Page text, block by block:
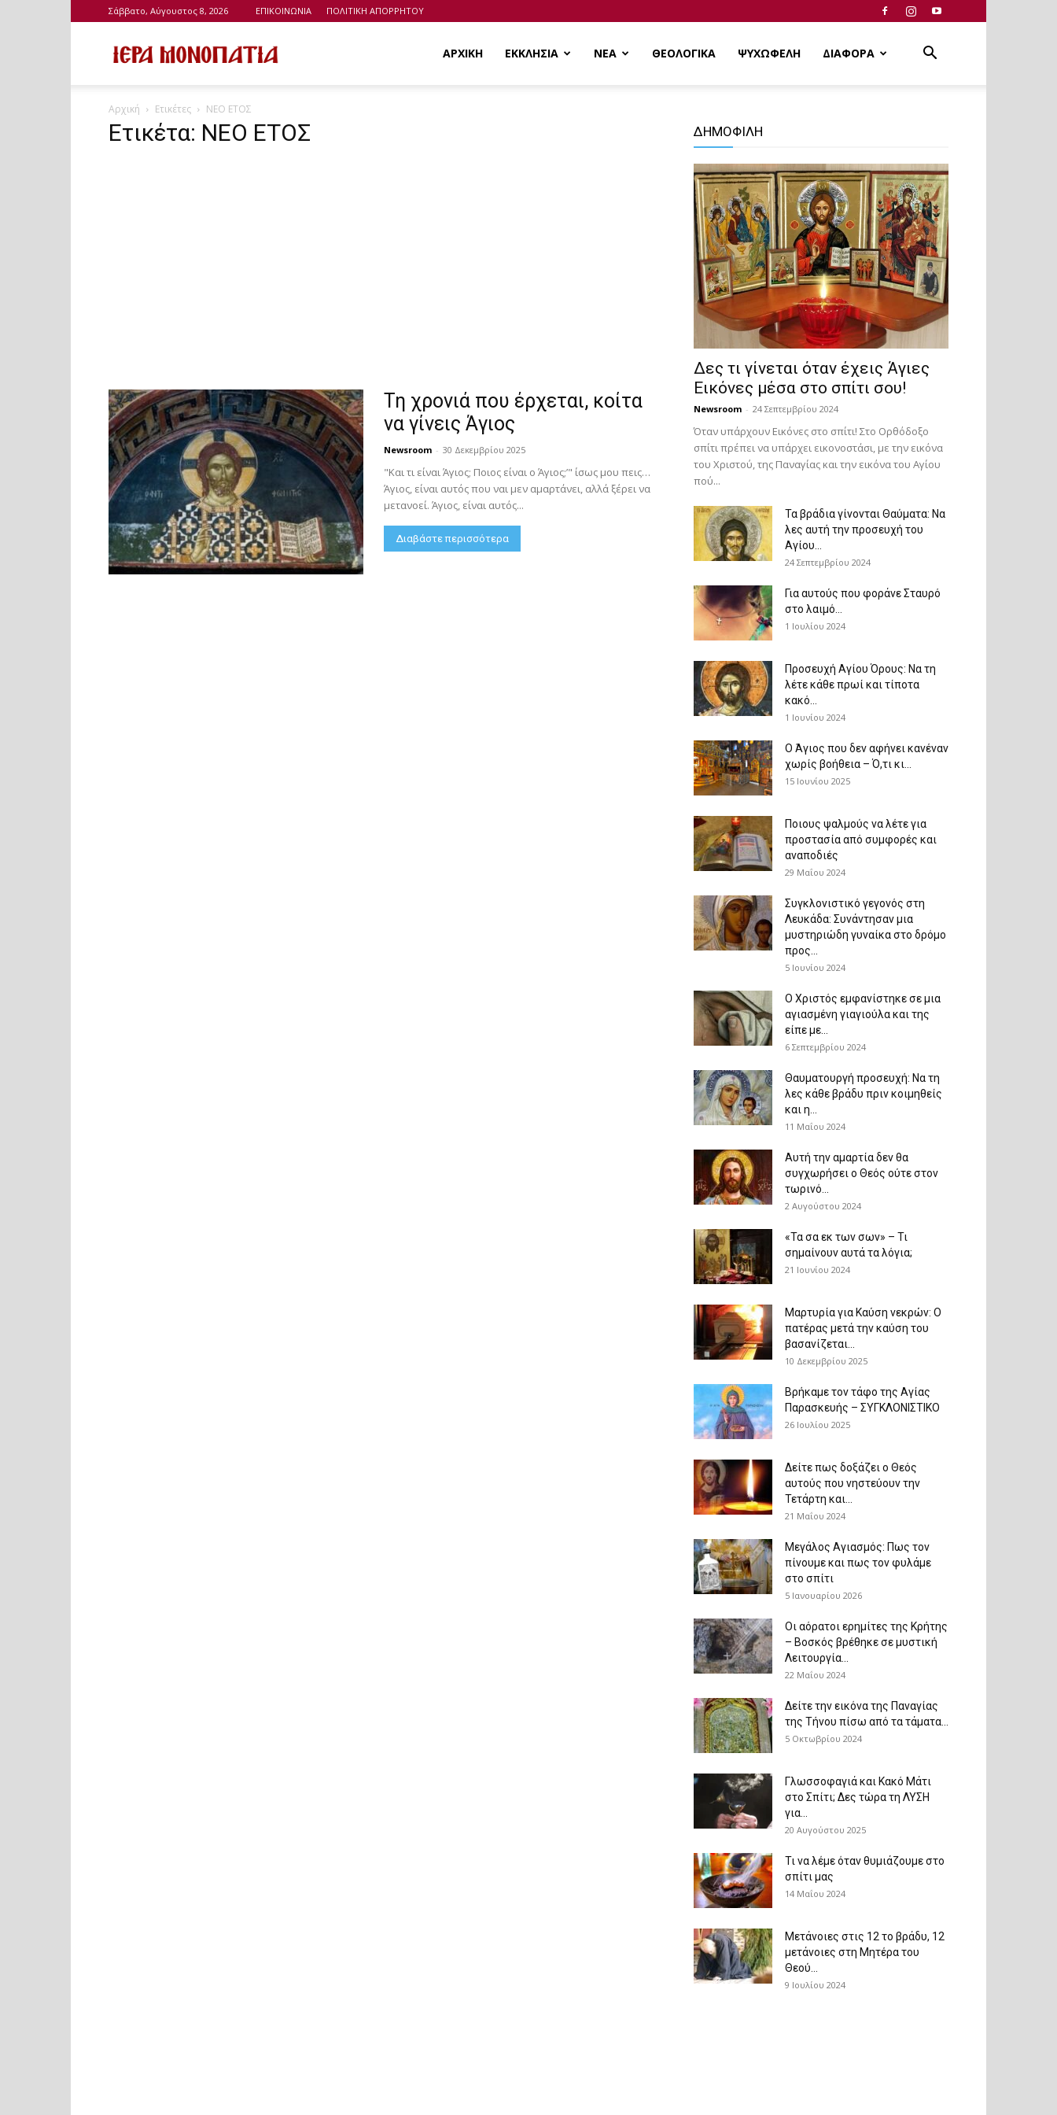
Σάββατο, Αύγουστος 8, 2026 ΕΠΙΚΟΙΝΩΝΙΑ ΠΟΛΙΤΙΚΗ ΑΠΟΡΡΗΤΟΥ
ΑΡΧΙΚΗ ΕΚΚΛΗΣΙΑ ΝΕΑ ΘΕΟΛΟΓΙΚΑ ΨΥΧΩΦΕΛΗ ΔΙΑΦΟΡΑ
Αρχική Ετικέτες ΝΕΟ ΕΤΟΣ
Ετικέτα: ΝΕΟ ΕΤΟΣ
Τη χρονιά που έρχεται, κοίτα
να γίνεις Άγιος
Newsroom - 30 Δεκεμβρίου 2025
"Και τι είναι Άγιος; Ποιος είναι ο Άγιος;’" ίσως μου πεις…
Άγιος, είναι αυτός που ναι μεν αμαρτάνει, αλλά ξέρει να
μετανοεί. Άγιος, είναι αυτός...
Διαβάστε περισσότερα
ΔΗΜΟΦΙΛΗ
Δες τι γίνεται όταν έχεις Άγιες
Εικόνες μέσα στο σπίτι σου!
Newsroom - 24 Σεπτεμβρίου 2024
Όταν υπάρχουν Εικόνες στο σπίτι! Στο Ορθόδοξο
σπίτι πρέπει να υπάρχει εικονοστάσι, με την εικόνα
του Χριστού, της Παν­αγίας και την εικόνα του Αγίου
πού...
Τα βράδια γίνονται Θαύματα: Να
λες αυτή την προσευχή του
Αγίου...
24 Σεπτεμβρίου 2024
Για αυτούς που φοράνε Σταυρό
στο λαιμό…
1 Ιουλίου 2024
Προσευχή Αγίου Όρους: Να τη
λέτε κάθε πρωί και τίποτα
κακό...
1 Ιουνίου 2024
Ο Άγιος που δεν αφήνει κανέναν
χωρίς βοήθεια – Ό,τι κι...
15 Ιουνίου 2025
Ποιους ψαλμούς να λέτε για
προστασία από συμφορές και
αναποδιές
29 Μαΐου 2024
Συγκλονιστικό γεγονός στη
Λευκάδα: Συνάντησαν μια
μυστηριώδη γυναίκα στο δρόμο
προς...
5 Ιουνίου 2024
Ο Χριστός εμφανίστηκε σε μια
αγιασμένη γιαγιούλα και της
είπε με...
6 Σεπτεμβρίου 2024
Θαυματουργή προσευχή: Να τη
λες κάθε βράδυ πριν κοιμηθείς
και η...
11 Μαΐου 2024
Αυτή την αμαρτία δεν θα
συγχωρήσει ο Θεός ούτε στον
τωρινό...
2 Αυγούστου 2024
«Τα σα εκ των σων» – Τι
σημαίνουν αυτά τα λόγια;
21 Ιουνίου 2024
Μαρτυρία για Καύση νεκρών: Ο
πατέρας μετά την καύση του
βασανίζεται...
10 Δεκεμβρίου 2025
Βρήκαμε τον τάφο της Αγίας
Παρασκευής – ΣΥΓΚΛΟΝΙΣΤΙΚΟ
26 Ιουλίου 2025
Δείτε πως δοξάζει ο Θεός
αυτούς που νηστεύουν την
Τετάρτη και...
21 Μαΐου 2024
Μεγάλος Αγιασμός: Πως τον
πίνουμε και πως τον φυλάμε
στο σπίτι
5 Ιανουαρίου 2026
Οι αόρατοι ερημίτες της Κρήτης
– Βοσκός βρέθηκε σε μυστική
Λειτουργία...
22 Μαΐου 2024
Δείτε την εικόνα της Παναγίας
της Τήνου πίσω από τα τάματα...
5 Οκτωβρίου 2024
Γλωσσοφαγιά και Κακό Μάτι
στο Σπίτι; Δες τώρα τη ΛΥΣΗ
για...
20 Αυγούστου 2025
Τι να λέμε όταν θυμιάζουμε στο
σπίτι μας
14 Μαΐου 2024
Μετάνοιες στις 12 το βράδυ, 12
μετάνοιες στη Μητέρα του
Θεού...
9 Ιουλίου 2024